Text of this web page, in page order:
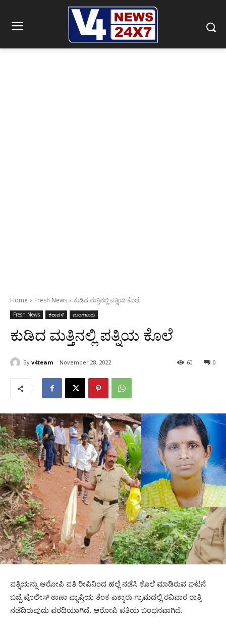
Home Fresh News ಕುಡಿದ ಮತ್ತಿನಲ್ಲಿ ಪತ್ನಿಯ ಕೊಲೆ
Fresh News ಕರಾವಳಿ ಮಂಗಳೂರು
ಕುಡಿದ ಮತ್ತಿನಲ್ಲಿ ಪತ್ನಿಯ ಕೊಲೆ
By v4team November 28, 2022 0
60
ಪತ್ನಿಯನ್ನು ಆರೋಪಿ ಪತಿ ರೀಪಿನಿಂದ ಹಲ್ಲೆ ನಡೆಸಿ ಕೊಲೆ ಮಾಡಿರುವ ಘಟನೆ
ಬಜ್ಪೆ ಪೊಲೀಸ್ ಠಾಣಾ ವ್ಯಾಪ್ತಿಯ ತೆಂಕ ಎಕ್ಕಾರು ಗ್ರಾಮದಲ್ಲಿ ರವಿವಾರ ರಾತ್ರಿ
ನಡೆದಿರುವುದು ವರದಿಯಾಗಿದೆ. ಆರೋಪಿ ಪತಿಯ ಬಂಧನವಾಗಿದೆ.